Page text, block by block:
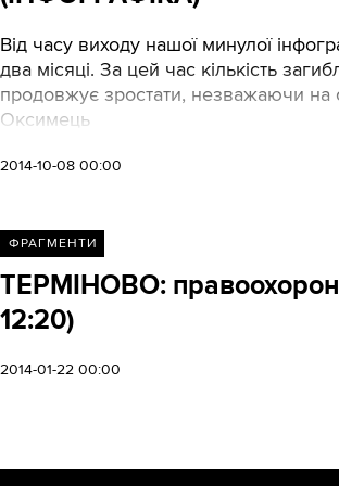
Від часу виходу нашої минулої
два місяці. За цей час кількість
продовжує зростати, незважаючи на
Оксимець
2014-10-08 00:00
ФРАГМЕНТИ
ТЕРМІНОВО:
12:20)
2014-01-22 00:00